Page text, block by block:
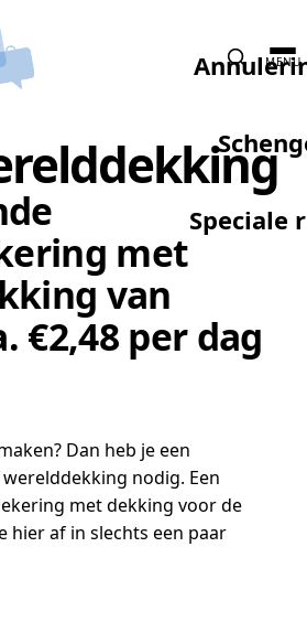
Speciale
MENU
met
van
€2,48 per dag
Dan heb je een
nodig. Een
met dekking voor de
hier af in slechts een paar